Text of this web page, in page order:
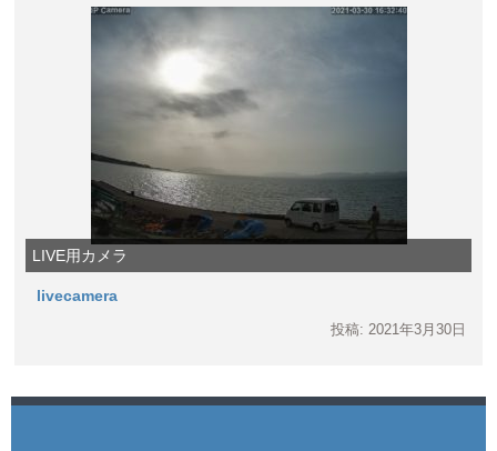
LIVE用カメラ
livecamera
投稿: 2021年3月30日